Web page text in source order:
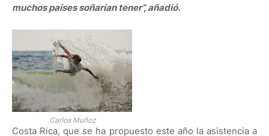
muchos países soñarían tener”, añadió.
Carlos Muñoz
Costa Rica, que se ha propuesto este año la asistencia a